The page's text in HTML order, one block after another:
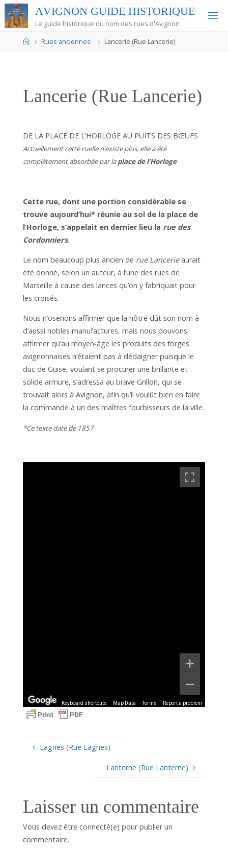
Skip
to
content
AVIGNON GUIDE HISTORIQUE
Le guide historique du nom des rues d'Avignon
HomeRues anciennes Lancerie (Rue Lancerie)
Lancerie (Rue Lancerie)
DE LA PLACE DE L’HORLOGE AU PUITS DES BŒUFS
Actuellement cette ruelle n’existe plus, elle a été
complètement absorbée par laplace de l’Horloge
Cette rue, dont une portion considérable se
trouve aujourd’hui* réunie au sol de la place de
l’Horloge, s’appelait en dernier lieu la rue des
Cordonniers.
Le nom beaucoup plus ancien de rue Lancerieaurait
été donné, selon un auteur, à l’une des rues de
Marseille à cause des lances qu’on y fabriquait pour
les croisés.
Nous n’oserions affirmer que la nôtre dût son nom à
d’aussi nobles manufactures, mais nous pouvons
affirmer qu’au moyen-âge les produits des forges
avignonnaises n’étaient pas à dédaigner puisque le
duc de Guise, voulant se procurer une brillante et
solide armure, s’adressa au brave Grillon, qui se
trouvait alors à Avignon, afin qu’il voulût bien en faire
la commande à un des maîtres fourbisseurs de la ville.
*Ce texte date de 1857
Keyboard shortcuts Map Data Terms Report a problem
Lagnes (Rue Lagnes)
Lanterne (Rue Lanterne)
Laisser un commentaire
Vous devez être connecté(e) pour publier un
commentaire.